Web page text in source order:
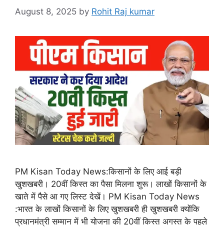
August 8, 2025 by Rohit Raj kumar
PM Kisan Today News:किसानों के लिए आई बड़ी
खुशखबरी। 20वीं किस्त का पैसा मिलना शुरू। लाखों किसानों के
खाते में पैसे आ गए लिस्ट देखें। PM Kisan Today News
:भारत के लाखों किसानों के लिए खुशखबरी ही खुशखबरी क्योंकि
प्रधानमंत्री सम्मान में भी योजना की 20वीं किस्त अगस्त के पहले